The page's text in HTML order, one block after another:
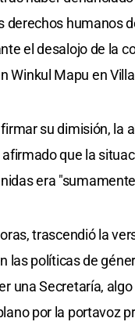
derechos humanos
el desalojo de la
Winkul Mapu en
su dimisión, la
que la
era
trascendió la
las políticas de
una Secretaría,
por la portavoz